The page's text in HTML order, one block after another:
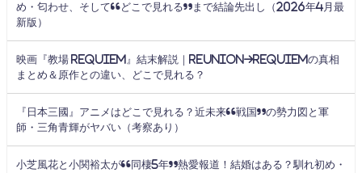
め・匂わせ、そして“どこで見れる”まで結論先出し（2026年4月最
新版）
映画『教場 Requiem』結末解説｜Reunion→Requiemの真相
まとめ＆原作との違い、どこで見れる？
『日本三國』アニメはどこで見れる？近未来“戦国”の勢力図と軍
師・三角青輝がヤバい（考察あり）
小芝風花と小関裕太が“同棲5年”熱愛報道！結婚はある？馴れ初め・